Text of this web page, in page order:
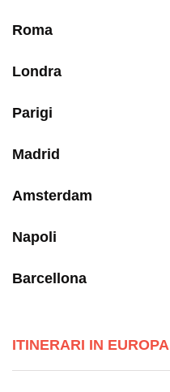
Roma
Londra
Parigi
Madrid
Amsterdam
Napoli
Barcellona
ITINERARI IN EUROPA